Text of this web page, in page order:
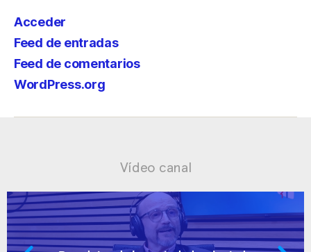
Acceder
Feed de entradas
Feed de comentarios
WordPress.org
Vídeo canal